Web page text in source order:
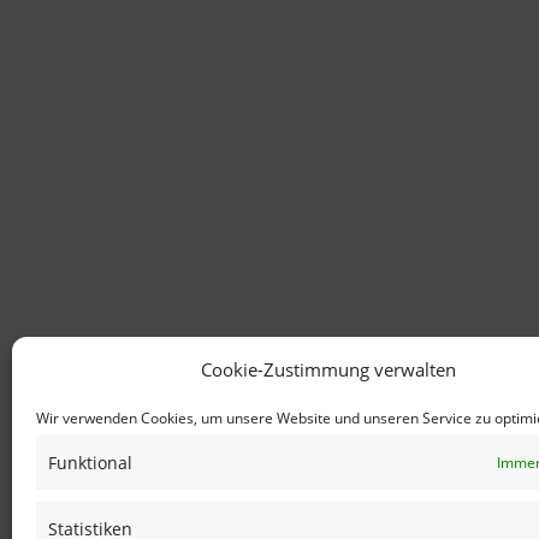
Cookie-Zustimmung verwalten
Wir verwenden Cookies, um unsere Website und unseren Service zu
Funktional
Statistiken